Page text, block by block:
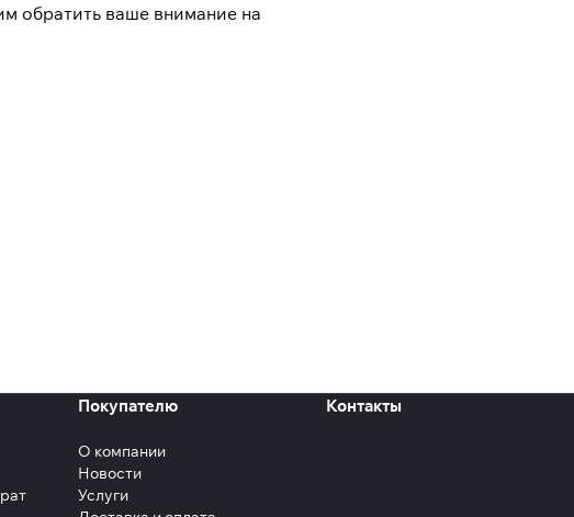
обратить ваше внимание на
Покупателю
О компании
Новости
Услуги
Контакты